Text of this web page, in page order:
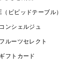
ビビッドテーブル）
ンシェルジュ
ルーツセレクト
フトカード